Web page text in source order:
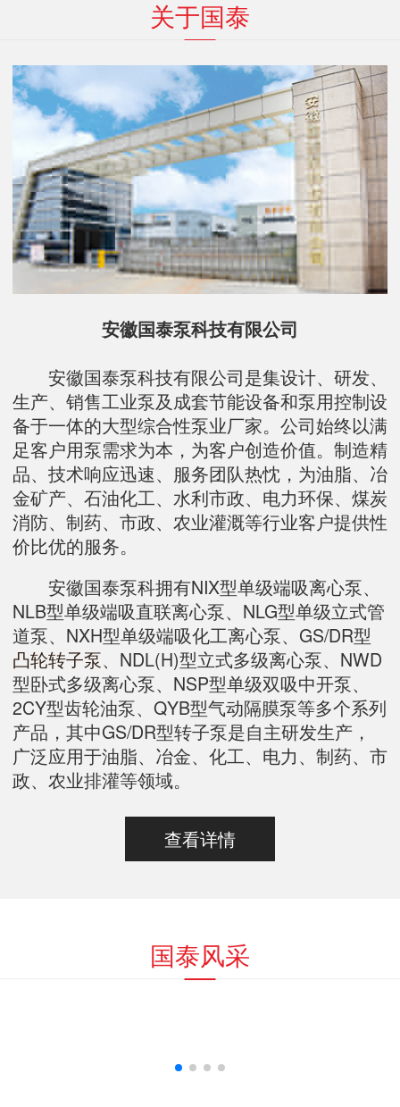
关于国泰
安徽国泰泵科技有限公司
安徽国泰泵科技有限公司是集设计、研发、
生产、销售工业泵及成套节能设备和泵用控制设
备于一体的大型综合性泵业厂家。公司始终以满
足客户用泵需求为本，为客户创造价值。制造精
品、技术响应迅速、服务团队热忱，为油脂、冶
金矿产、石油化工、水利市政、电力环保、煤炭
消防、制药、市政、农业灌溉等行业客户提供性
价比优的服务。
安徽国泰泵科拥有NIX型单级端吸离心泵、
NLB型单级端吸直联离心泵、NLG型单级立式管
道泵、NXH型单级端吸化工离心泵、GS/DR型
凸轮转子泵、NDL(H)型立式多级离心泵、NWD
型卧式多级离心泵、NSP型单级双吸中开泵、
2CY型齿轮油泵、QYB型气动隔膜泵等多个系列
产品，其中GS/DR型转子泵是自主研发生产，
广泛应用于油脂、冶金、化工、电力、制药、市
政、农业排灌等领域。
查看详情
国泰风采